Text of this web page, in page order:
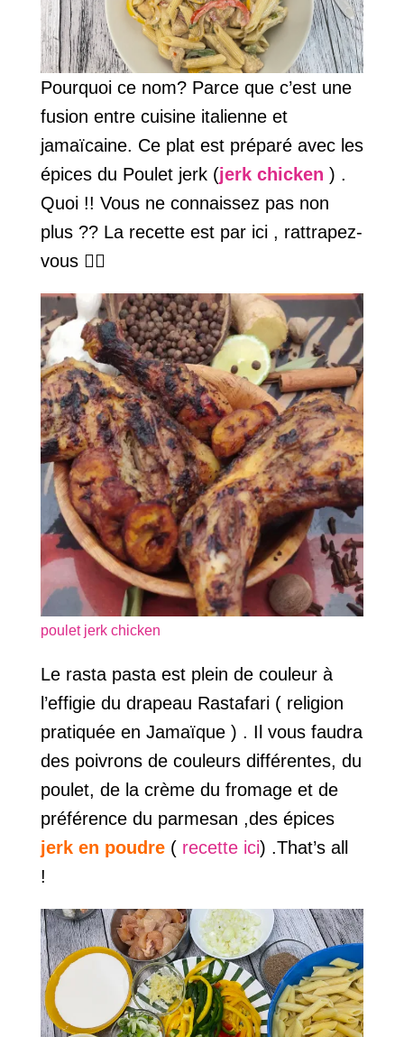
Pourquoi ce nom? Parce que c’est une
fusion entre cuisine italienne et
jamaïcaine. Ce plat est préparé avec les
épices du Poulet jerk (jerk chicken ) .
Quoi !! Vous ne connaissez pas non
plus ?? La recette est par ici , rattrapez-
vous 👇🏾
poulet jerk chicken
Le rasta pasta est plein de couleur à
l’effigie du drapeau Rastafari ( religion
pratiquée en Jamaïque ) . Il vous faudra
des poivrons de couleurs différentes, du
poulet, de la crème du fromage et de
préférence du parmesan ,des épices
jerk en poudre(recette ici) .That’s all
!